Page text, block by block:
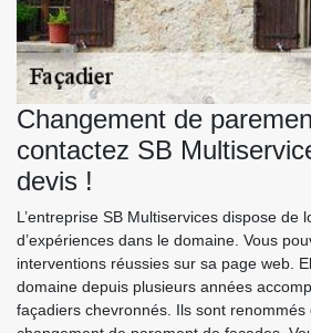
Changement de
contactez SB
devis !
L’entreprise SB Multiservices dispose de
d’expériences dans le domaine. Vous
interventions réussies sur sa page web.
domaine depuis plusieurs années
façadiers chevronnés. Ils sont renommés